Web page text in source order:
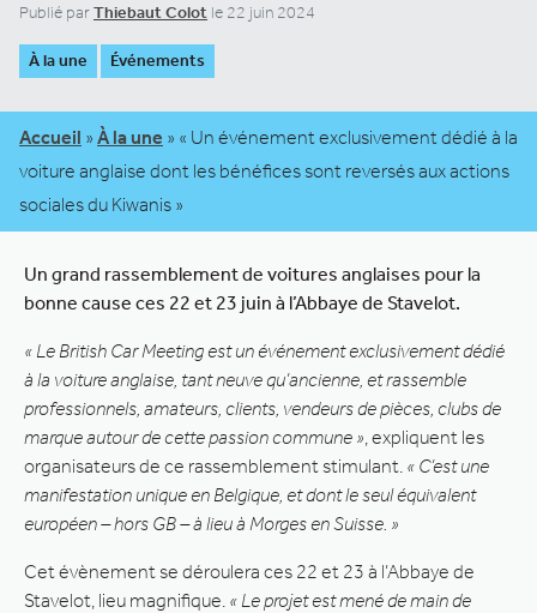
Publié parThiebaut Colot le 22 juin 2024
À la une Événements
Accueil » À la une » « Un événement exclusivement dédié à la
voiture anglaise dont les bénéfices sont reversés aux actions
sociales du Kiwanis »
Un grand rassemblement de voitures anglaises pour la
bonne cause ces 22 et 23 juin à l’Abbaye de Stavelot.
« Le British Car Meeting est un événement exclusivement dédié
à la voiture anglaise, tant neuve qu’ancienne, et rassemble
professionnels, amateurs, clients, vendeurs de pièces, clubs de
marque autour de cette passion commune » , expliquent les
organisateurs de ce rassemblement stimulant. « C’est une
manifestation unique en Belgique, et dont le seul équivalent
européen – hors GB – à lieu à Morges en Suisse. »
Cet évènement se déroulera ces 22 et 23 à l’Abbaye de
Stavelot, lieu magnifique. « Le projet est mené de main de